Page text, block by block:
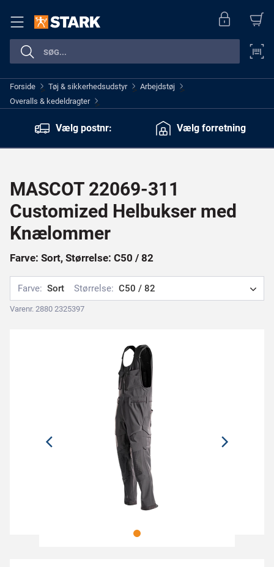
Forside > Tøj & sikkerhedsudstyr > Arbejdstøj >
Overalls & kedeldragter >
Vælg postnr:
Vælg forretning
MASCOT 22069-311
Customized Helbukser med
Knælommer
Farve: Sort, Størrelse: C50 / 82
Farve: Sort Størrelse: C50 / 82
Varenr. 2880 2325397